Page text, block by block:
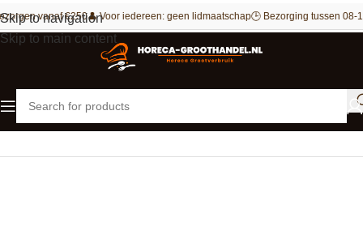
Skip to navigation
Skip to main content
vanaf €250👤 Voor iedereen: geen lidmaatschap🕒 Bezorging tussen 08-
Home Bakkerij Croissants